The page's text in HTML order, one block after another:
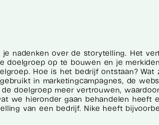
nadenken over de storytelling. Het
doelgroep op te bouwen en je
Hoe is het bedrijf ontstaan? Wat
in marketingcampagnes, de
doelgroep meer vertrouwen,
we hieronder gaan behandelen heeft
van een bedrijf. Nike heeft